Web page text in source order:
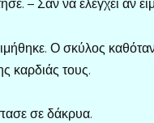
– Σαν να ελέγχει αν
Ο σκύλος
καρδιάς τους.
σε δάκρυα.